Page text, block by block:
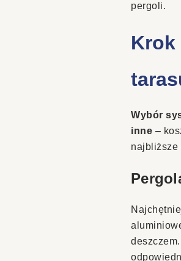
pergoli.
Krok
Wybór
inne –
najbliższe